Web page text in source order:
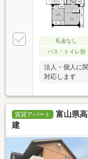
礼金なし
バス・トイレ別
法人・個人に
対応します
賃貸アパート
富山県
建